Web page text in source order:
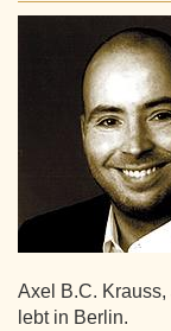
Axel B.C.
lebt in Berlin.